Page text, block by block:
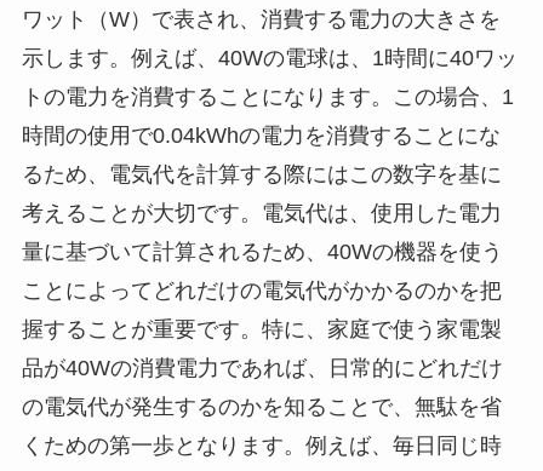
ワット（W）で表され、消費する電力の大きさを
示します。例えば、40Wの電球は、1時間に40ワッ
トの電力を消費することになります。この場合、1
時間の使用で0.04kWhの電力を消費することにな
るため、電気代を計算する際にはこの数字を基に
考えることが大切です。電気代は、使用した電力
量に基づいて計算されるため、40Wの機器を使う
ことによってどれだけの電気代がかかるのかを把
握することが重要です。特に、家庭で使う家電製
品が40Wの消費電力であれば、日常的にどれだけ
の電気代が発生するのかを知ることで、無駄を省
くための第一歩となります。例えば、毎日同じ時